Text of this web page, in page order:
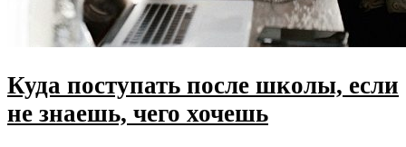
Куда поступать после школы, если
не знаешь, чего хочешь